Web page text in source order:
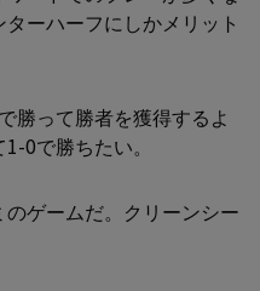
ーハーフにしかメリット
勝って勝者を獲得するよ
0で勝ちたい。
のゲームだ。クリーンシー